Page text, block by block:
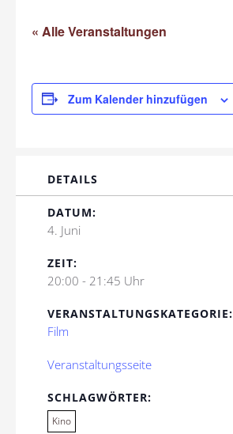
« Alle Veranstaltungen
Zum Kalender hinzufügen
DETAILS
DATUM:
4. Juni
ZEIT:
20:00 - 21:45 Uhr
VERANSTALTUNGSKATEGORIE:
Film
Veranstaltungsseite
SCHLAGWÖRTER:
Kino